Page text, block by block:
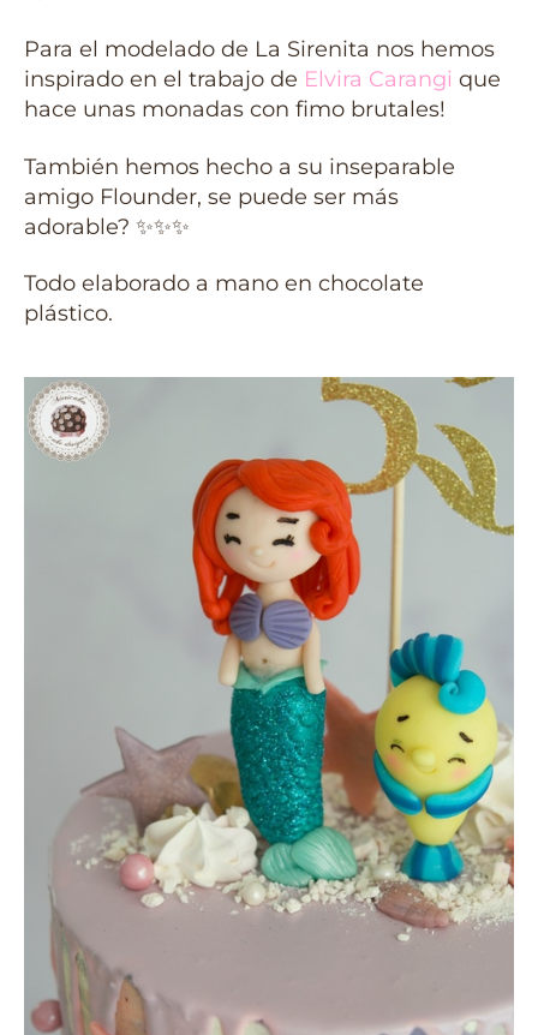
Para el modelado de La Sirenita nos hemos
inspirado en el trabajo de Elvira Carangi que
hace unas monadas con fimo brutales!
También hemos hecho a su inseparable
amigo Flounder, se puede ser más
adorable? ✨✨✨
Todo elaborado a mano en chocolate
plástico.